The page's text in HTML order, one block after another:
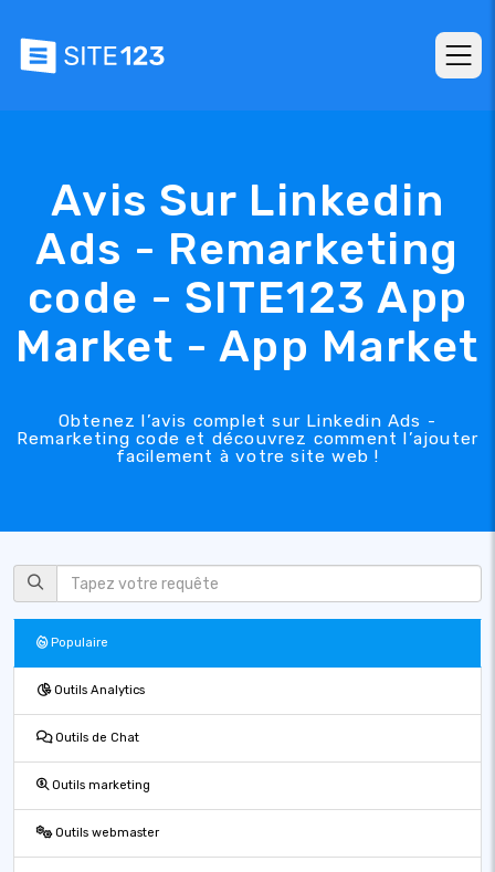
Avis Sur Linkedin
Ads - Remarketing
code - SITE123 App
Market - App Market
Obtenez l’avis complet sur Linkedin Ads -
Remarketing code et découvrez comment l’ajouter
facilement à votre site web !
Populaire
Outils Analytics
Outils de Chat
Outils marketing
Outils webmaster